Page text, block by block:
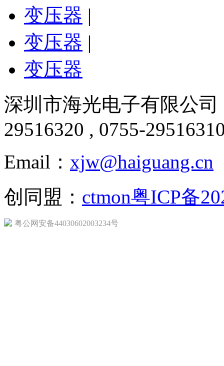
变压器 |
变压器 |
变压器
深圳市海光电子有限公
29516320 , 0755-
Email： xjw@haiguang.cn
创同盟： ctmon粤ICP备
粤公网安备44030602003234号